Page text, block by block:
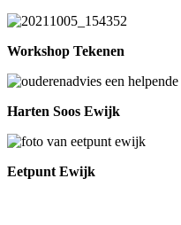
Workshop Tekenen
Harten Soos Ewijk
Eetpunt Ewijk